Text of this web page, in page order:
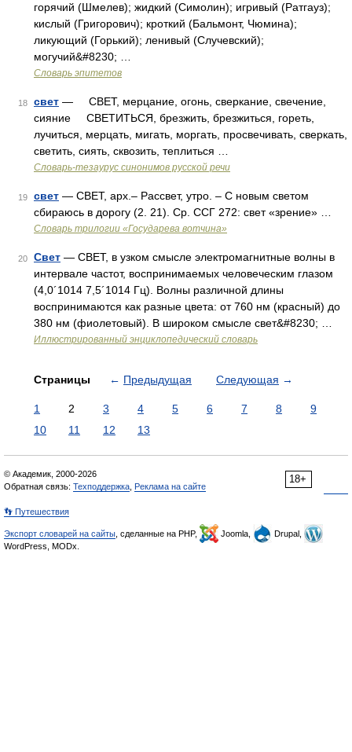
горячий (Шмелев); жидкий (Симолин); игривый (Ратгауз);
кислый (Григорович); кроткий (Бальмонт, Чюмина);
ликующий (Горький); ленивый (Случевский);
могучий&#8230; …
Словарь эпитетов
18 свет — СВЕТ, мерцание, огонь, сверкание, свечение,
сияние СВЕТИТЬСЯ, брезжить, брезжиться, гореть,
лучиться, мерцать, мигать, моргать, просвечивать, сверкать,
светить, сиять, сквозить, теплиться …
Словарь-тезаурус синонимов русской речи
19 свет — СВЕТ, арх.– Рассвет, утро. – С новым светом
сбираюсь в дорогу (2. 21). Ср. ССГ 272: свет «зрение» …
Словарь трилогии «Государева вотчина»
20 Свет — СВЕТ, в узком смысле электромагнитные волны в
интервале частот, воспринимаемых человеческим глазом
(4,0´1014 7,5´1014 Гц). Волны различной длины
воспринимаются как разные цвета: от 760 нм (красный) до
380 нм (фиолетовый). В широком смысле свет&#8230; …
Иллюстрированный энциклопедический словарь
Страницы ← Предыдущая Следующая →
1 2 3 4 5 6 7 8
9
10
11 12 13
18+
© Академик, 2000-2026
Обратная связь: Техподдержка Реклама на сайте
👣 Путешествия
Экспорт словарей на сайты , сделанные на PHP, Joomla,
Drupal,
WordPress, MODx.